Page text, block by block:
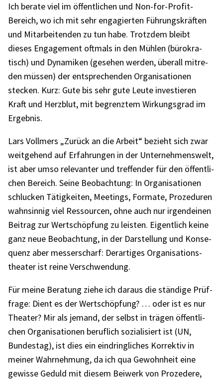
Ich berate viel im öffent­li­chen und Non-for-Profit-
Bereich, wo ich mit sehr enga­gier­ten Führungs­kräf­ten
und Mitar­bei­ten­den zu tun habe. Trotz­dem bleibt
dieses Enga­ge­ment oftmals in den Mühlen (büro­kra­
tisch) und Dyna­mi­ken (gese­hen werden, über­all mitre­
den müssen) der entspre­chen­den Orga­ni­sa­tio­nen
stecken. Kurz: Gute bis sehr gute Leute inves­tie­ren
Kraft und Herz­blut, mit begrenz­tem Wirkungs­grad im
Ergeb­nis.
Lars Voll­mers „Zurück an die Arbeit“ bezieht sich zwar
weit­ge­hend auf Erfah­run­gen in der Unter­neh­mens­welt,
ist aber umso rele­van­ter und tref­fen­der für den öffent­li­
chen Bereich. Seine Beob­ach­tung: In Orga­ni­sa­tio­nen
schlu­cken Tätig­kei­ten, Meetings, Formate, Proze­du­ren
wahn­sin­nig viel Ressour­cen, ohne auch nur irgend­ei­nen
Beitrag zur Wert­schöp­fung zu leis­ten. Eigent­lich keine
ganz neue Beob­ach­tung, in der Darstel­lung und Konse­
quenz aber messer­scharf: Derar­ti­ges Orga­ni­sa­ti­ons­
thea­ter ist reine Verschwen­dung.
Für meine Bera­tung ziehe ich daraus die stän­dige Prüf­
frage: Dient es der Wert­schöp­fung? … oder ist es nur
Thea­ter? Mir als jemand, der selbst in trägen öffent­li­
chen Orga­ni­sa­tio­nen beruf­lich sozia­li­siert ist (UN,
Bundes­tag), ist dies ein eindring­li­ches Korrek­tiv in
meiner Wahr­neh­mung, da ich qua Gewohn­heit eine
gewisse Geduld mit diesem Beiwerk von Proze­dere,